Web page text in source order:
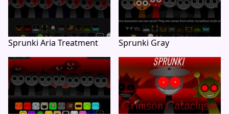
Sprunki Aria Treatment Sprunki Gray